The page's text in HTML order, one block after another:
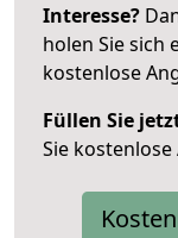
Interesse?
holen Sie sich
kostenlose
Füllen Sie
Sie